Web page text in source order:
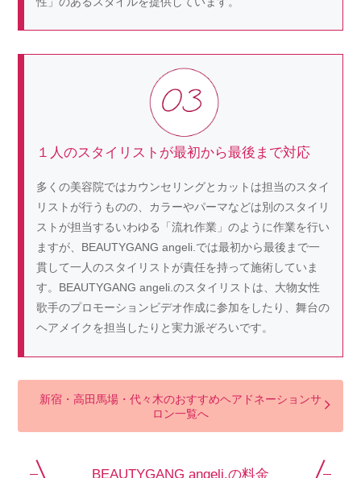
１人のスタイリストが最初から最後まで対応
多くの美容院ではカウンセリングとカットは担当のスタイ
リストが行うものの、カラーやパーマなどは別のスタイリ
ストが担当するいわゆる「流れ作業」のように作業を行い
ますが、BEAUTYGANG angeli.では最初から最後まで一
貫して一人のスタイリストが責任を持って施術していま
す。BEAUTYGANG angeli.のスタイリストは、大物女性
歌手のプロモーションビデオ作成に参加をしたり、舞台の
ヘアメイクを担当したりと実力派ぞろいです。
新宿・高田馬場・代々木のおすすめヘアドネーションサ
ロン一覧へ
BEAUTYGANG angeli.の料金